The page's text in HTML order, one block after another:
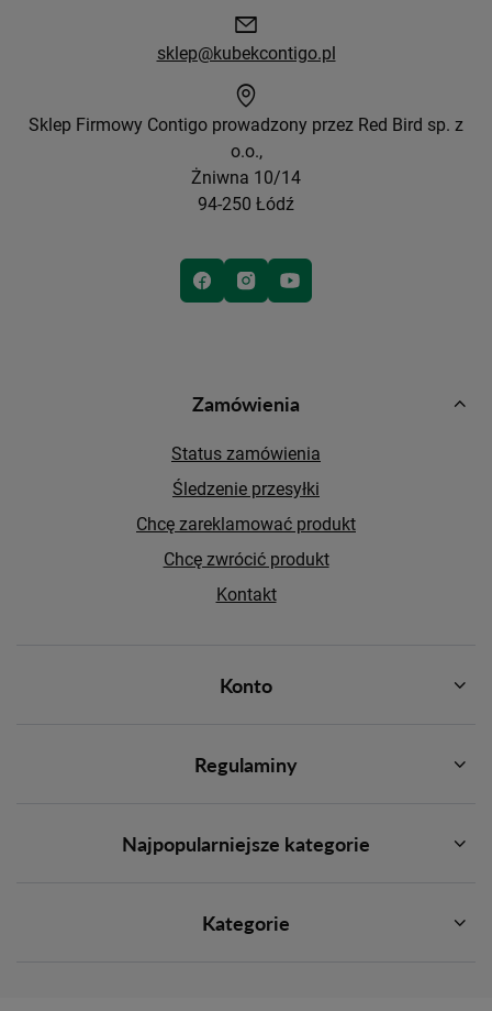
Zamówienia
Status zamówienia
Śledzenie przesyłki
Chcę zareklamować produkt
Chcę zwrócić produkt
Kontakt
Konto
Regulaminy
sklep@kubekcontigo.pl
Sklep Firmowy Contigo prowadzony przez Red Bird sp. z
o.o.,
Żniwna 10/14
94-250 Łódź
Najpopularniejsze kategorie
Kategorie